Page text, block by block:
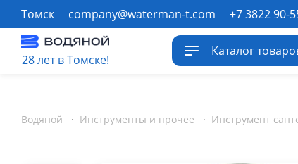
Томск company@waterman-t.com +7 3822 90-
28 лет в Томске!
Каталог
Водяной · Инструменты и прочее · Инструмент